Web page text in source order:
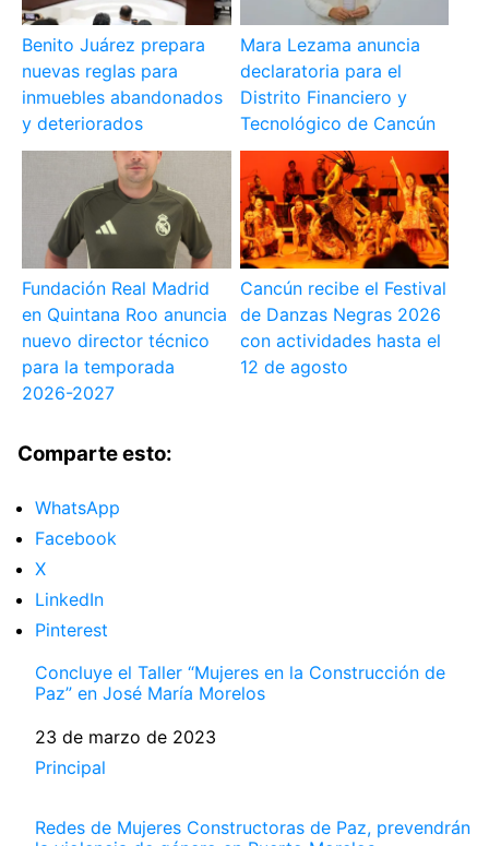
Benito Juárez prepara
nuevas reglas para
inmuebles abandonados
y deteriorados
Mara Lezama anuncia
declaratoria para el
Distrito Financiero y
Tecnológico de Cancún
Fundación Real Madrid
en Quintana Roo anuncia
nuevo director técnico
para la temporada
2026-2027
Cancún recibe el Festival
de Danzas Negras 2026
con actividades hasta el
12 de agosto
Comparte esto:
WhatsApp
Facebook
X
LinkedIn
Pinterest
Concluye el Taller “Mujeres en la Construcción de
Paz” en José María Morelos
Fecha
23 de marzo de 2023
Respecto a
Principal
Redes de Mujeres Constructoras de Paz, prevendrán